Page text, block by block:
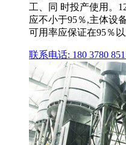
工、同 时投产使用。
应不小于95％,主体设
可用率应保证在95％以
联系电话: 180 3780